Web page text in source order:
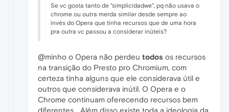
Se vc gosta tanto de "simplicidadwe", pq não usava o
chrome ou outra merda similar desde sempre ao
invés do Opera que tinha recursos que de uma hora
pra outra vc passou a considerar inúteis?
@minho o Opera não perdeu todos os recursos
na transição do Presto pro Chromium, com
certeza tinha alguns que ele considerava útil e
outros que considerava inútil. O Opera e o
Chrome continuam oferecendo recursos bem
diferentes... Além disso existe toda a ideologia da